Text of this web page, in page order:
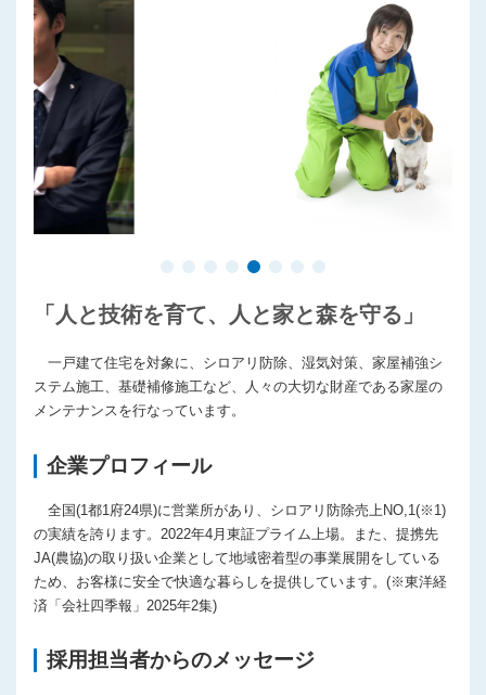
「人と技術を育て、人と家と森を守る」
一戸建て住宅を対象に、シロアリ防除、湿気対策、家屋補強シ
ステム施工、基礎補修施工など、人々の大切な財産である家屋の
メンテナンスを行なっています。
企業プロフィール
全国(1都1府24県)に営業所があり、シロアリ防除売上NO,1(※1)
の実績を誇ります。2022年4月東証プライム上場。また、提携先
JA(農協)の取り扱い企業として地域密着型の事業展開をしている
ため、お客様に安全で快適な暮らしを提供しています。(※東洋経
済「会社四季報」2025年2集)
採用担当者からのメッセージ